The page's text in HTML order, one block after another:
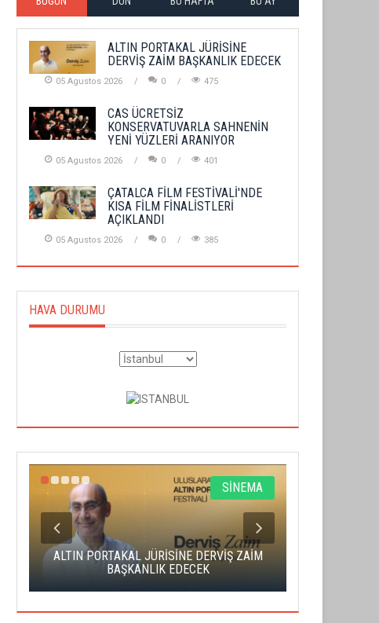
ALTIN PORTAKAL JÜRİSİNE
DERVİŞ ZAİM BAŞKANLIK EDECEK
05 Agustos 2026 0 475
CAS ÜCRETSİZ
KONSERVATUVARLA SAHNENİN
YENİ YÜZLERİ ARANIYOR
05 Agustos 2026 0 401
ÇATALCA FİLM FESTİVALİ'NDE
KISA FİLM FİNALİSTLERİ
AÇIKLANDI
05 Agustos 2026 0 385
HAVA DURUMU
SİNEMA
ALTIN PORTAKAL JÜRİSİNE DERVİŞ ZAİM
BAŞKANLIK EDECEK